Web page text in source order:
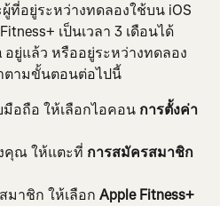
ที่อยู่ระหว่างทดลองใช้บน iOS
เป็นเวลา 3 เดือนได้
ยู่แล้ว หรืออยู่ระหว่างทดลอง
ตามขั้นตอนต่อไปนี้
อถือ ให้เลือกไอคอน การตั้งค่า
คุณ ให้แตะที่ การสมัครสมาชิก
าชิก ให้เลือก Apple Fitness+